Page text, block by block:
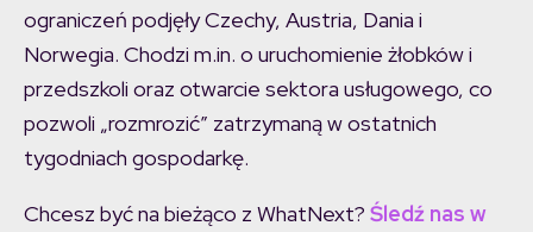
ograniczeń podjęły Czechy, Austria, Dania i
Norwegia. Chodzi m.in. o uruchomienie żłobków i
przedszkoli oraz otwarcie sektora usługowego, co
pozwoli „rozmrozić” zatrzymaną w ostatnich
tygodniach gospodarkę.
Chcesz być na bieżąco z WhatNext? Śledź nas w